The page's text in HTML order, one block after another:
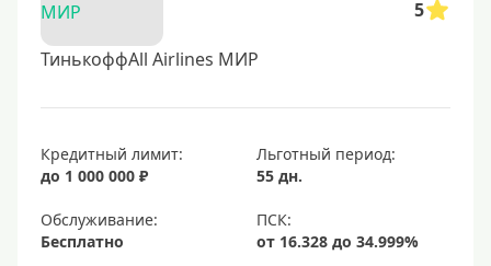
5
ТинькоффAll Airlines МИР
Кредитный лимит:
до 1 000 000 ₽
Льготный период:
55 дн.
Обслуживание:
Бесплатно